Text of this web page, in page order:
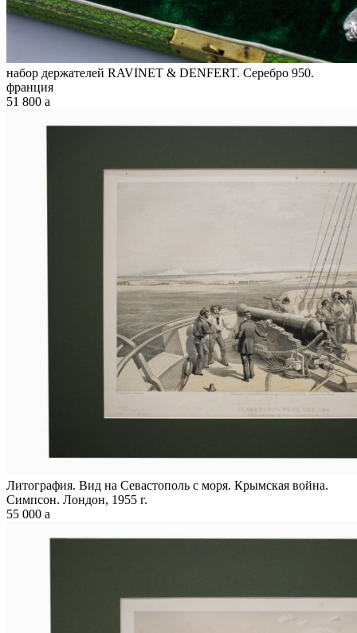
набор держателей RAVINET & DENFERT. Серебро 950.
франция
51 800 a
Литография. Вид на Севастополь с моря. Крымская война.
Симпсон. Лондон, 1955 г.
55 000 a